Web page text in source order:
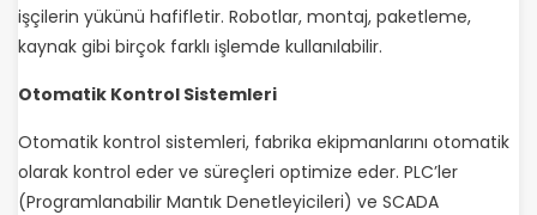
işçilerin yükünü hafifletir. Robotlar, montaj, paketleme,
kaynak gibi birçok farklı işlemde kullanılabilir.
Otomatik Kontrol Sistemleri
Otomatik kontrol sistemleri, fabrika ekipmanlarını otomatik
olarak kontrol eder ve süreçleri optimize eder. PLC’ler
(Programlanabilir Mantık Denetleyicileri) ve SCADA